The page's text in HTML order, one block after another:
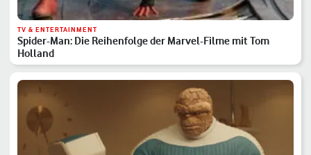
TV & ENTERTAINMENT
Spider-Man: Die Reihenfolge der Marvel-Filme mit Tom
Holland